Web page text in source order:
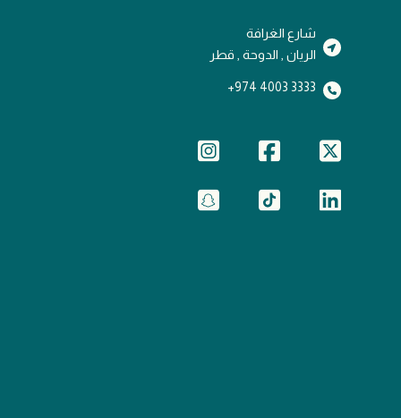
شارع الغرافة
الريان , الدوحة , قطر
3333 4003 974+